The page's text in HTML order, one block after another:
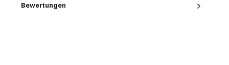
Bewertungen